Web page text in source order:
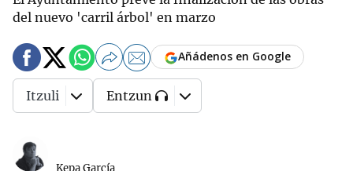
del nuevo 'carril árbol' en marzo
Kepa García
Añádenos en Google
Itzuli Entzun